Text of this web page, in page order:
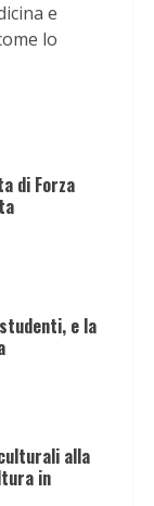
e
lo
di Forza
e la
alla
in